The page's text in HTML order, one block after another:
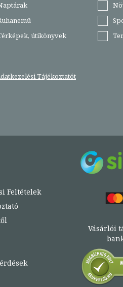
útikönyvek
Tájékoztatót
Feltételek
Vásárlói